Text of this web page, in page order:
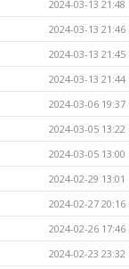
2024-03-13 21:48
2024-03-13 21:46
2024-03-13 21:45
2024-03-13 21:44
2024-03-06 19:37
2024-03-05 13:22
2024-03-05 13:00
2024-02-29 13:01
2024-02-27 20:16
2024-02-26 17:46
2024-02-23 23:32